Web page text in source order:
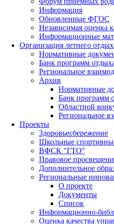
Информация
Обновленные ФГОС
Независимая оценка
Информационные
Организация летнего
Нормативные
Банк программ
Региональное
Архив
Нормативные
Банк программ
Областной
Региональное
Проекты
Здоровьесбережение
Школьные
ВФСК "ГТО"
Правовое
Дополнительное
Региональные
О проекте
Документы
Список
Информационно-
Оценка качества